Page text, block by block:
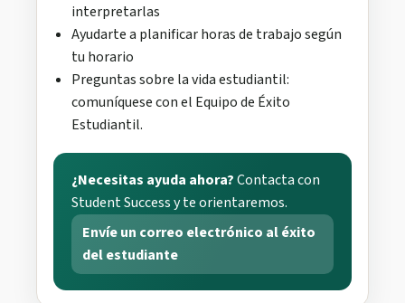
interpretarlas
Ayudarte a planificar horas de trabajo según
tu horario
Preguntas sobre la vida estudiantil:
comuníquese con el Equipo de Éxito
Estudiantil.
¿Necesitas ayuda ahora?Contacta con
Student Success y te orientaremos.
Envíe un correo electrónico al éxito
del estudiante